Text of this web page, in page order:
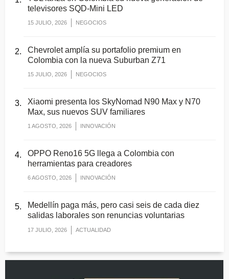
televisores SQD-Mini LED
15 JULIO, 2026 NEGOCIOS
Chevrolet amplía su portafolio premium en
Colombia con la nueva Suburban Z71
15 JULIO, 2026 NEGOCIOS
Xiaomi presenta los SkyNomad N90 Max y N70
Max, sus nuevos SUV familiares
1 AGOSTO, 2026 INNOVACIÓN
OPPO Reno16 5G llega a Colombia con
herramientas para creadores
6 AGOSTO, 2026 INNOVACIÓN
Medellín paga más, pero casi seis de cada diez
salidas laborales son renuncias voluntarias
17 JULIO, 2026 ACTUALIDAD